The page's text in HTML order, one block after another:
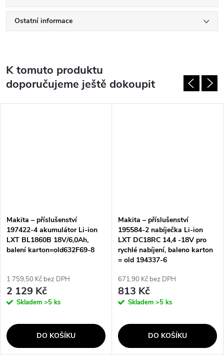
Ostatní informace
K tomuto produktu
doporučujeme ještě dokoupit
Makita – příslušenství
197422-4 akumulátor Li-ion
LXT BL1860B 18V/6,0Ah,
balení karton=old632F69-8
1 759,50 Kč bez DPH
2 129 Kč
Skladem >5 ks
DO KOŠÍKU
Makita – příslušenství
195584-2 nabíječka Li-ion
LXT DC18RC 14,4 -18V pro
rychlé nabíjení, baleno karton
= old 194337-6
671,90 Kč bez DPH
813 Kč
Skladem >5 ks
DO KOŠÍKU